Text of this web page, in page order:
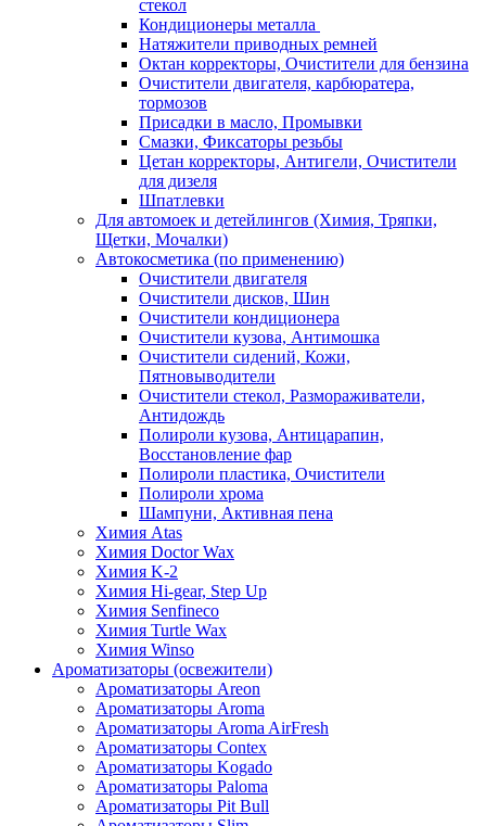
стекол
Кондиционеры металла
Натяжители приводных ремней
Октан корректоры, Очистители для бензина
Очистители двигателя, карбюратера,
тормозов
Присадки в масло, Промывки
Смазки, Фиксаторы резьбы
Цетан корректоры, Антигели, Очистители
для дизеля
Шпатлевки
Для автомоек и детейлингов (Химия, Тряпки,
Щетки, Мочалки)
Автокосметика (по применению)
Очистители двигателя
Очистители дисков, Шин
Очистители кондиционера
Очистители кузова, Антимошка
Очистители сидений, Кожи,
Пятновыводители
Очистители стекол, Размораживатели,
Антидождь
Полироли кузова, Антицарапин,
Восстановление фар
Полироли пластика, Очистители
Полироли хрома
Шампуни, Активная пена
Химия Atas
Химия Doctor Wax
Химия K-2
Химия Hi-gear, Step Up
Химия Senfineco
Химия Turtle Wax
Химия Winso
Ароматизаторы (освежители)
Ароматизаторы Areon
Ароматизаторы Aroma
Ароматизаторы Aroma AirFresh
Ароматизаторы Contex
Ароматизаторы Kogado
Ароматизаторы Paloma
Ароматизаторы Pit Bull